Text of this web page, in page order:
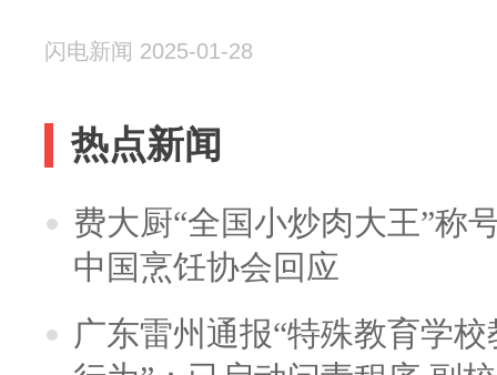
闪电新闻 2025-01-28
热点新闻
费大厨“全国小炒肉大王”称
中国烹饪协会回应
广东雷州通报“特殊教育学